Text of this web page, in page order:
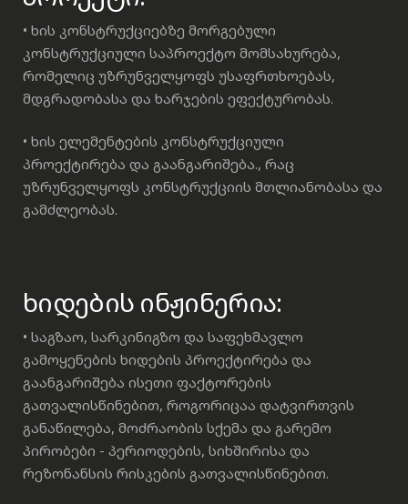
• ხის კონსტრუქციებზე მორგებული
კონსტრუქციული საპროექტო მომსახურება,
რომელიც უზრუნველყოფს უსაფრთხოებას,
მდგრადობასა და ხარჯების ეფექტურობას.
• ხის ელემენტების კონსტრუქციული
პროექტირება და გაანგარიშება., რაც
უზრუნველყოფს კონსტრუქციის მთლიანობასა და
გამძლეობას.
ხიდების ინჟინერია:
• საგზაო, სარკინიგზო და საფეხმავლო
გამოყენების ხიდების პროექტირება და
გაანგარიშება ისეთი ფაქტორების
გათვალისწინებით, როგორიცაა დატვირთვის
განაწილება, მოძრაობის სქემა და გარემო
პირობები - პერიოდების, სიხშირისა და
რეზონანსის რისკების გათვალისწინებით.